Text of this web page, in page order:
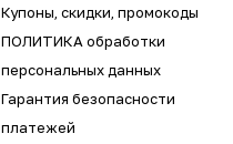
Купоны, скидки, промокоды
ПОЛИТИКА обработки
персональных данных
Гарантия безопасности
платежей